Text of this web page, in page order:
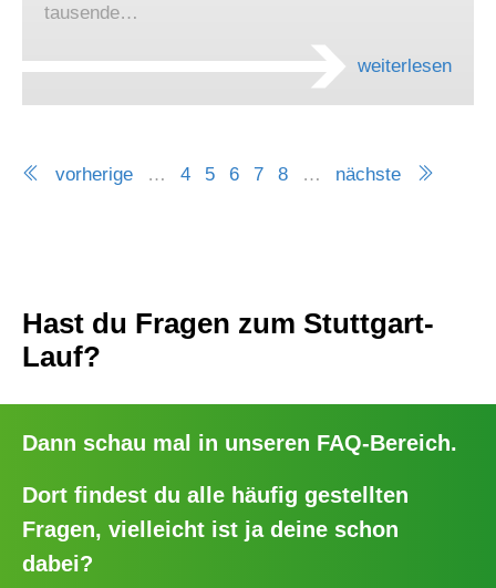
tausende…
weiterlesen
vorherige … 4 5 6 7 8 … nächste
Hast du Fragen zum Stuttgart-
Lauf?
Dann schau mal in unseren FAQ-Bereich.
Dort findest du alle häufig gestellten
Fragen, vielleicht ist ja deine schon
dabei?